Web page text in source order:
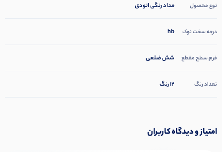
نوع محصول مداد رنگی اتودی
درجه سخت نوک hb
فرم سطح مقطع شش ضلعی
تعداد رنگ 12 رنگ
امتیاز و دیدگاه کاربران